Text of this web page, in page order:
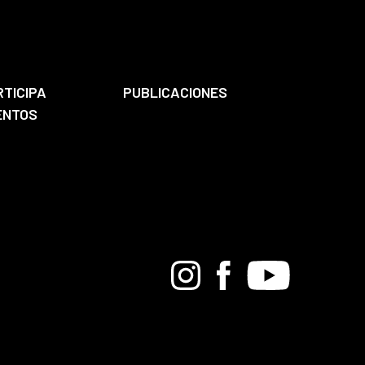
PUBLICACIONES
BandcampInstagramFacebook
Youtube